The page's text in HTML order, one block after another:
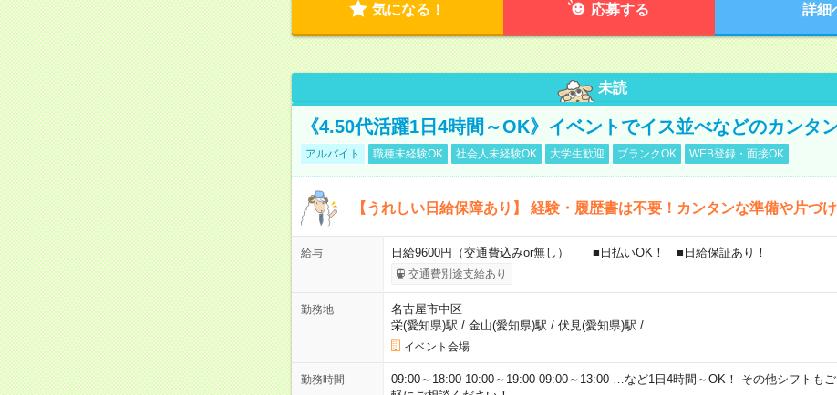
気になる！ 応募する 詳細
未読
《4.50代活躍1日4時間～OK》イベントでイス並べなどのカンタ
アルバイト 職種未経験OK 社会人未経験OK 大学生歓迎 ブランクOK WEB登録・面接OK
【うれしい日給保障あり】 経験・履歴書は不要！カンタンな準備や片づけ
給与 日給9600円（交通費込みor無し） ■日払いOK！ ■日給保証あり！
交通費別途支給あり
勤務地
名古屋市中区
栄(愛知県)駅 / 金山(愛知県)駅 / 伏見(愛知県)駅 /
イベント会場
勤務時間
09:00～18:00 10:00～19:00 09:00～13:00 …など1日4時間～OK！ その他シフトも